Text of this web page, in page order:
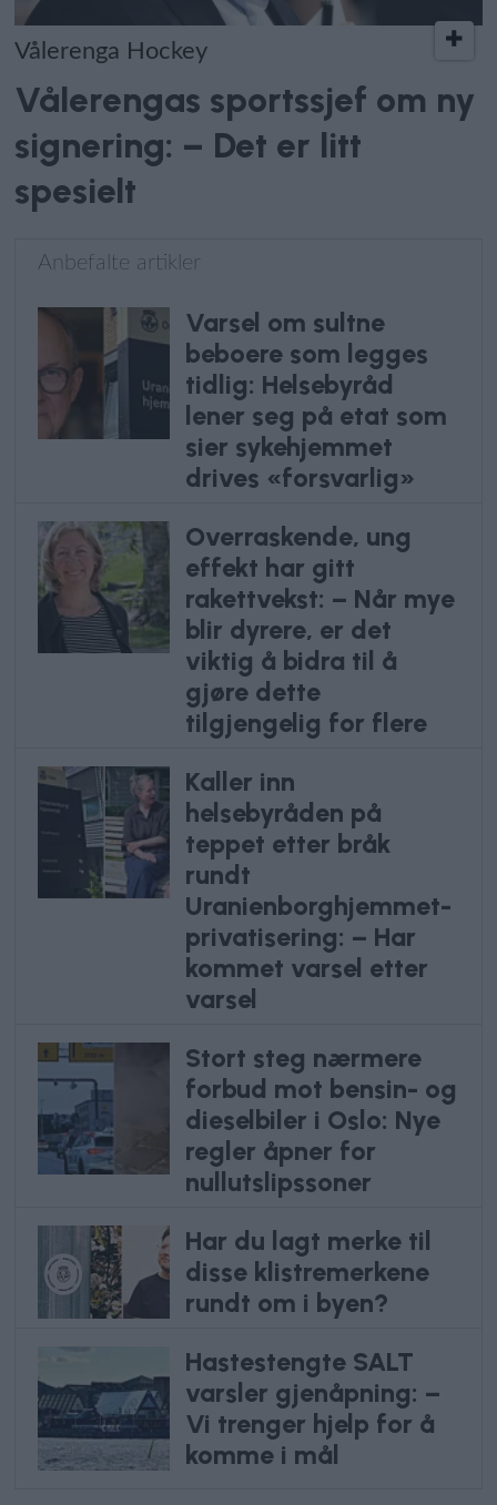
Vålerenga Hockey
Vålerengas sportssjef om ny
signering: – Det er litt
spesielt
Anbefalte artikler
Varsel om sultne
beboere som legges
tidlig: Helsebyråd
lener seg på etat som
sier sykehjemmet
drives «forsvarlig»
Overraskende, ung
effekt har gitt
rakettvekst: – Når mye
blir dyrere, er det
viktig å bidra til å
gjøre dette
tilgjengelig for flere
Kaller inn
helsebyråden på
teppet etter bråk
rundt
Uranienborghjemmet-
privatisering: – Har
kommet varsel etter
varsel
Stort steg nærmere
forbud mot bensin- og
dieselbiler i Oslo: Nye
regler åpner for
nullutslipssoner
Har du lagt merke til
disse klistremerkene
rundt om i byen?
Hastestengte SALT
varsler gjenåpning: –
Vi trenger hjelp for å
komme i mål